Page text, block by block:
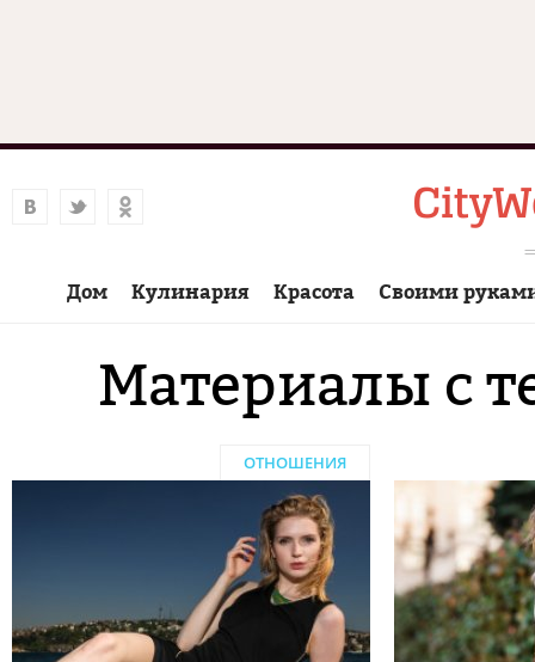
Дом Кулинария Красота Своими
Материалы с
ОТНОШЕНИЯ